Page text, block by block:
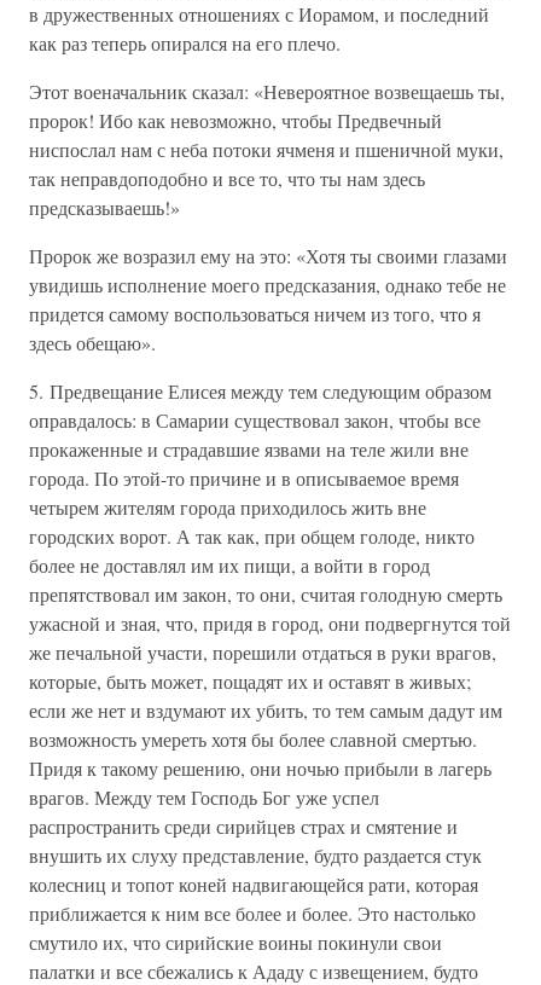
в дружественных отношениях с Иорамом, и последний
как раз теперь опирался на его плечо.
Этот военачальник сказал: «Невероятное возвещаешь ты,
пророк! Ибо как невозможно, чтобы Предвечный
ниспослал нам с неба потоки ячменя и пшеничной муки,
так неправдоподобно и все то, что ты нам здесь
предсказываешь!»
Пророк же возразил ему на это: «Хотя ты своими глазами
увидишь исполнение моего предсказания, однако тебе не
придется самому воспользоваться ничем из того, что я
здесь обещаю».
5. Предвещание Елисея между тем следующим образом
оправдалось: в Самарии существовал закон, чтобы все
прокаженные и страдавшие язвами на теле жили вне
города. По этой-то причине и в описываемое время
четырем жителям города приходилось жить вне
городских ворот. А так как, при общем голоде, никто
более не доставлял им их пищи, а войти в город
препятствовал им закон, то они, считая голодную смерть
ужасной и зная, что, придя в город, они подвергнутся той
же печальной участи, порешили отдаться в руки врагов,
которые, быть может, пощадят их и оставят в живых;
если же нет и вздумают их убить, то тем самым дадут им
возможность умереть хотя бы более славной смертью.
Придя к такому решению, они ночью прибыли в лагерь
врагов. Между тем Господь Бог уже успел
распространить среди сирийцев страх и смятение и
внушить их слуху представление, будто раздается стук
колесниц и топот коней надвигающейся рати, которая
приближается к ним все более и более. Это настолько
смутило их, что сирийские воины покинули свои
палатки и все сбежались к Ададу с извещением, будто